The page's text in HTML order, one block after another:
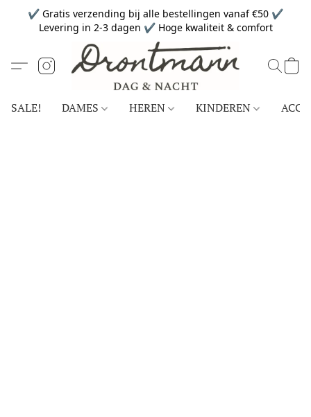
✔ Gratis verzending bij alle bestellingen vanaf €50 ✔
Levering in 2-3 dagen ✔ Hoge kwaliteit & comfort
SALE! DAMES HEREN KINDEREN